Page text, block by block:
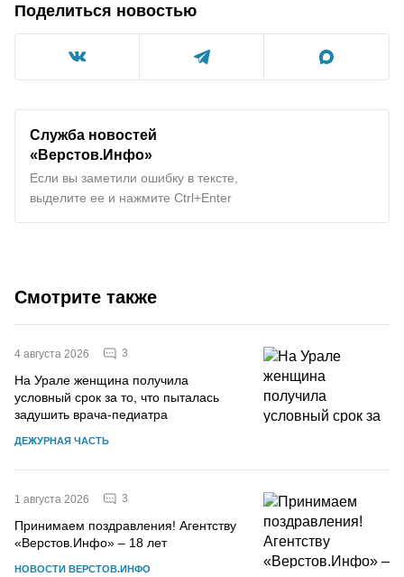
Поделиться новостью
Служба новостей
«Верстов.Инфо»
Если вы заметили ошибку в тексте,
выделите ее и нажмите Ctrl+Enter
Смотрите также
4 августа 2026 3
На Урале женщина получила
условный срок за то, что пыталась
задушить врача-педиатра
ДЕЖУРНАЯ ЧАСТЬ
1 августа 2026 3
Принимаем поздравления! Агентству
«Верстов.Инфо» – 18 лет
НОВОСТИ ВЕРСТОВ.ИНФО